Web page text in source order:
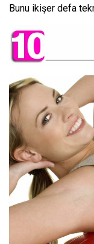
Bunu ikişer defa